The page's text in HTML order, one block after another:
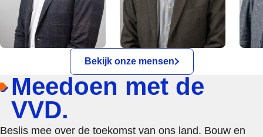
Bekijk onze mensen
Meedoen met de
VVD.
Beslis mee over de toekomst van ons land. Bouw en